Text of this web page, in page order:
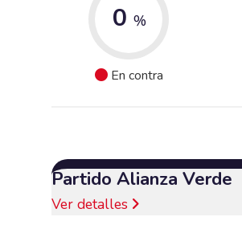
0 %
En contra
Partido Alianza Verde
Ver detalles